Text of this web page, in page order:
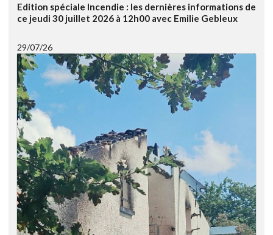
Edition spéciale Incendie : les dernières informations de
ce jeudi 30 juillet 2026 à 12h00 avec Emilie Gebleux
29/07/26